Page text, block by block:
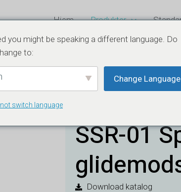
Hjem Produkter
SSR-01
Download katalog
you might be speaking a different language. Do
to:
Change Language
switch language